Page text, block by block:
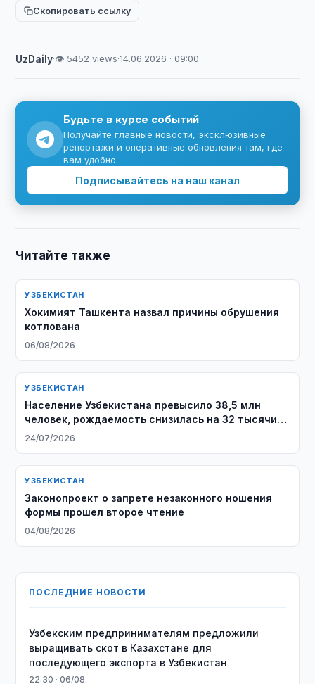
Скопировать ссылку
UzDaily·👁 5452 views·14.06.2026 · 09:00
Будьте в курсе событий
Получайте главные новости, эксклюзивные
репортажи и оперативные обновления там, где
вам удобно.
Подписывайтесь на наш канал
Читайте также
УЗБЕКИСТАН
Хокимият Ташкента назвал причины обрушения
котлована
06/08/2026
УЗБЕКИСТАН
Население Узбекистана превысило 38,5 млн
человек, рождаемость снизилась на 32 тысячи
за полугодие
24/07/2026
УЗБЕКИСТАН
Законопроект о запрете незаконного ношения
формы прошел второе чтение
04/08/2026
ПОСЛЕДНИЕ НОВОСТИ
Узбекским предпринимателям предложили
выращивать скот в Казахстане для
последующего экспорта в Узбекистан
22:30 · 06/08